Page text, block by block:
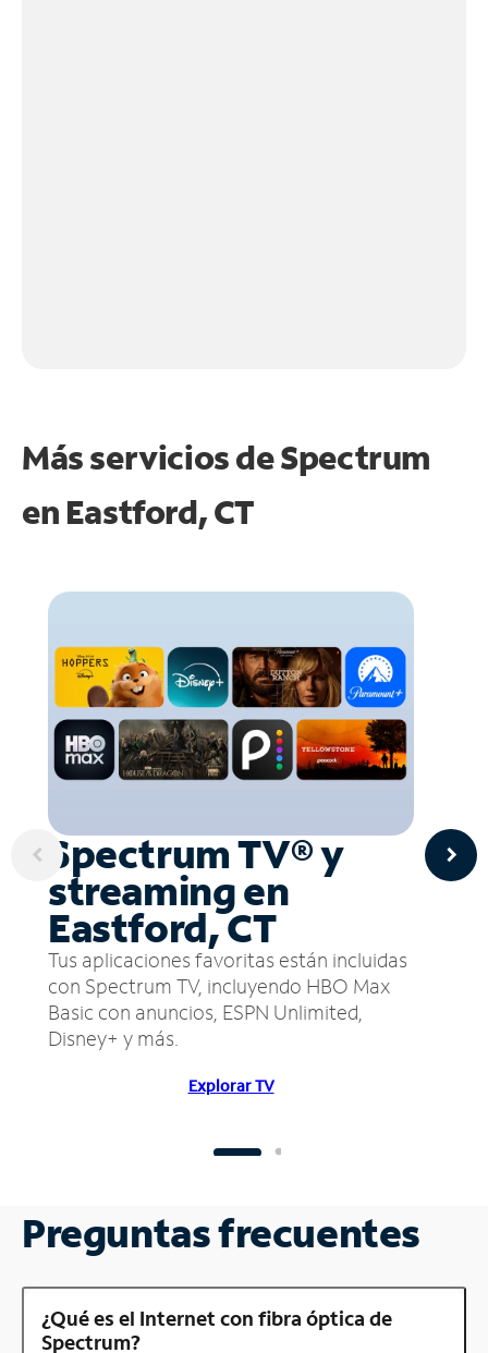
Más servicios de Spectrum
en Eastford, CT
Spectrum TV® y
streaming en
Eastford, CT
Tus aplicaciones favoritas están incluidas
con Spectrum TV, incluyendo HBO Max
Basic con anuncios, ESPN Unlimited,
Disney+ y más.
Explorar TV
Preguntas frecuentes
¿Qué es el Internet con fibra óptica de
Spectrum?